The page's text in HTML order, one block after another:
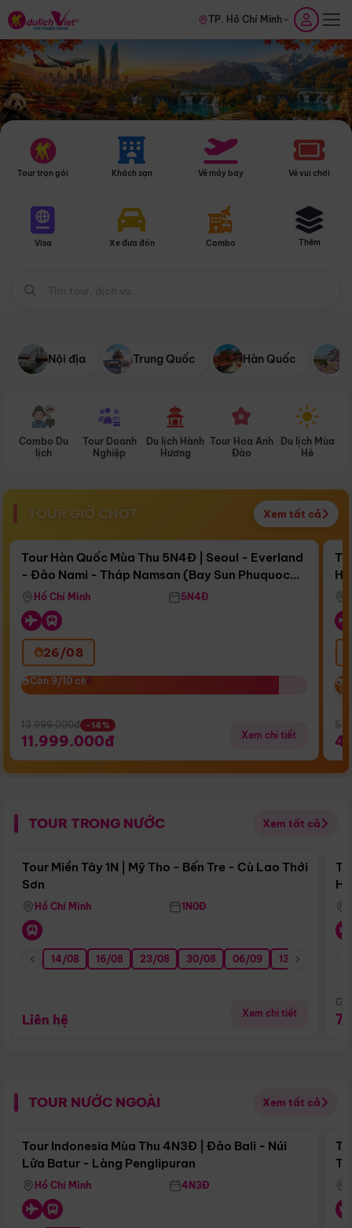
TP. Hồ Chí Minh
Tour trọn gói Khách sạn Vé máy bay Vé vui chơi
Visa Xe đưa đón Combo Thêm
Nội địa Trung Quốc Hàn Quốc
Combo Du
lịch
Tour Doanh
Nghiệp
Du lịch Hành
Hương
Tour Hoa Anh
Đào
Du lịch Mùa
Hè
TOUR GIỜ CHÓT Xem tất cả
Còn16 ngày 15:38:48
Bay Sun Phuquoc Airways
Điểm nổi bật
Tour Hàn Quốc Mùa Thu 5N4Đ | Seoul - Everland
- Đảo Nami - Tháp Namsan (Bay Sun Phuquoc
Airways)
Hồ Chí Minh 5N4Đ
26/08
Còn 9/10 chỗ
Còn 9/10 chỗ
13.999.000đ -14%
11.999.000đ Xem chi tiết
TOUR TRONG NƯỚC Xem tất cả
Điểm nổi bật
Tour Miền Tây 1N | Mỹ Tho - Bến Tre - Cù Lao Thới
Sơn
Hồ Chí Minh 1N0Đ
14/08 16/08 23/08 30/08 06/09 13/09
Liên hệ Xem chi tiết
TOUR NƯỚC NGOÀI Xem tất cả
Điểm nổi bật
Tour Indonesia Mùa Thu 4N3Đ | Đảo Bali - Núi
Lửa Batur - Làng Penglipuran
Hồ Chí Minh 4N3Đ